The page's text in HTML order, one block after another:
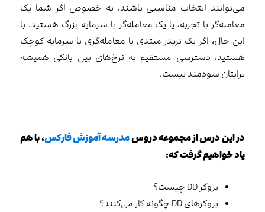
می‌توانند انتخاب مناسبی باشند، به خصوص اگر شما یک
معامله‌گر با تجربه، یا یک معامله‌گر با سرمایه بزرگ هستید. با
این حال، اگر یک تریدر مبتدی یا معامله‌گری با سرمایه کوچک
هستید، دسترسی مستقیم به نرخ‌های بین بانکی همیشه
برایتان سودمند نیست.
درایندرس از مجموعه دروسمدرسه آموزش فارکس، با هم
یاد خواهیم گرفت که:
بروکر DD چیست؟
بروکرهای DD چگونه کار می‌کنند؟